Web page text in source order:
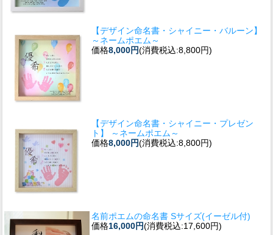
【デザイン命名書・シャイニー・バルーン】
～ネームポエム～
価格8,000円(消費税込:8,800円)
【デザイン命名書・シャイニー・プレゼン
ト】 ～ネームポエム～
価格8,000円(消費税込:8,800円)
名前ポエムの命名書 Sサイズ(イーゼル付)
価格16,000円(消費税込:17,600円)